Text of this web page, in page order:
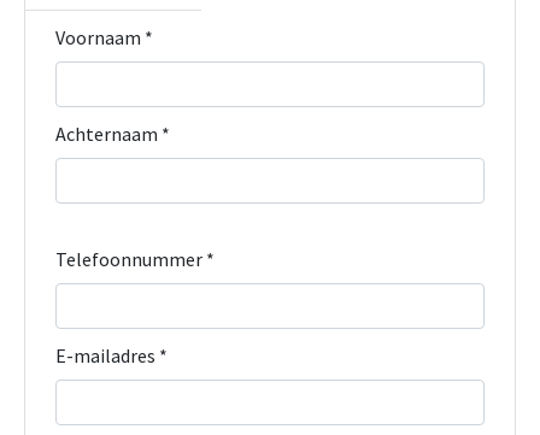
Voornaam *
Achternaam *
Telefoonnummer *
E-mailadres *